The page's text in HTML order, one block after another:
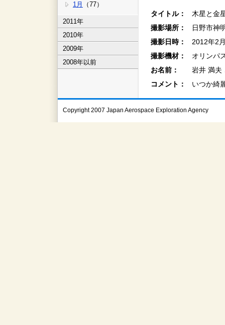
1月
（77）
2011年
2010年
2009年
2008年以前
タイトル：
木星と金
撮影場所：
日野市神
撮影日時：
2012年2
撮影機材：
オリンパ
お名前：
岩井 満夫
コメント：
いつか綺
Copyright 2007 Japan Aerospace Exploration Agency